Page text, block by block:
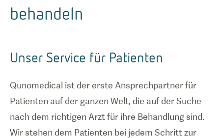
behandeln
Unser Service für Patienten
Qunomedical ist der erste Ansprechpartner für
Patienten auf der ganzen Welt, die auf der Suche
nach dem richtigen Arzt für ihre Behandlung sind.
Wir stehen dem Patienten bei jedem Schritt zur